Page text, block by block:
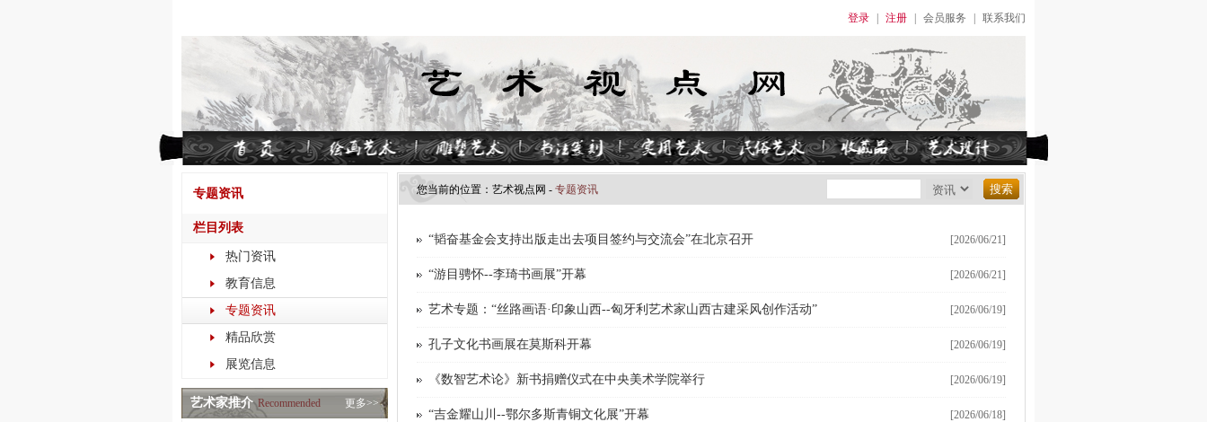
登录 注册 会员服务 联系我们
专题资讯
栏目列表
热门资讯
教育信息
专题资讯
精品欣赏
展览信息
艺术家推介 Recommended 更多>>
您当前的位置： 艺术视点​网 - 专题资讯
“韬奋基金会支持出版走出去项目签约与交流会”在北京召开 [2026/06/21]
“游目骋怀--李琦书画展”开幕 [2026/06/21]
艺术专题：“丝路画语·印象山西--匈牙利艺术家山西古建采风创作活动” [2026/06/19]
孔子文化书画展在莫斯科开幕 [2026/06/19]
《数智艺术论》新书捐赠仪式在中央美术学院举行 [2026/06/19]
“吉金耀山川--鄂尔多斯青铜文化展”开幕 [2026/06/18]